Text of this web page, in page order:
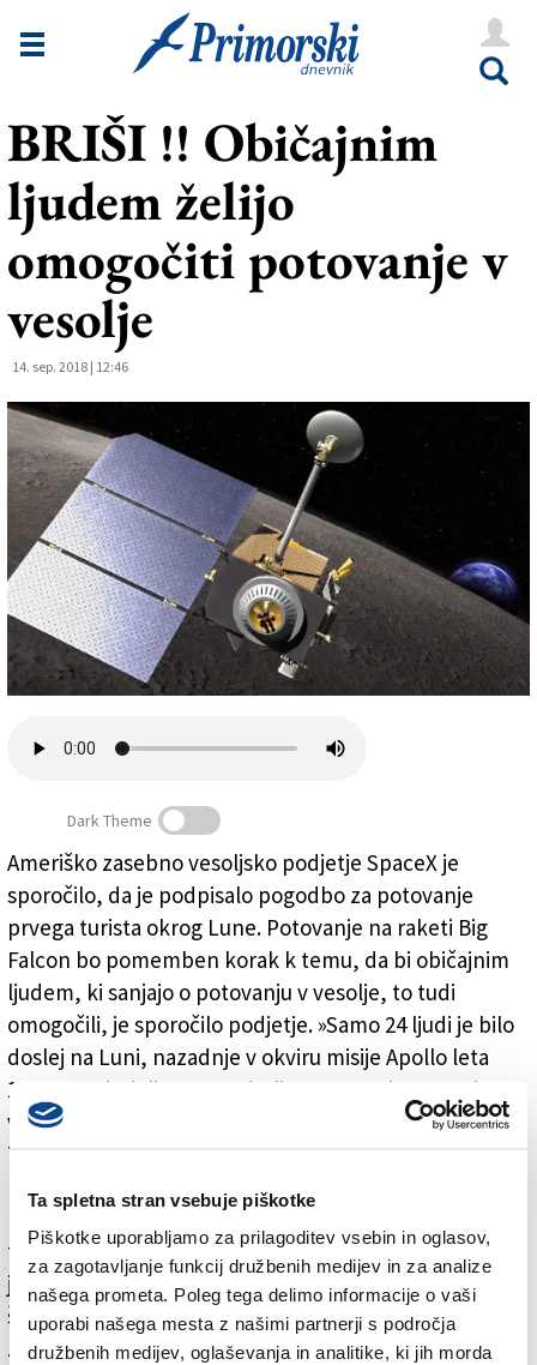
Ta spletna stran vsebuje piškotke
Piškotke uporabljamo za prilagoditev vsebin in oglasov,
za zagotavljanje funkcij družbenih medijev in za analize
našega prometa. Poleg tega delimo informacije o vaši
uporabi našega mesta z našimi partnerji s področja
družbenih medijev, oglaševanja in analitike, ki jih morda
Novice
Goriška
Kultura
Šport
Še
Vreme
Uredništvo
Oglasi
Založnik
Zadruga PD
Naročnine
BRIŠI !! Običajnim
ljudem želijo
omogočiti potovanje v
vesolje
14. sep. 2018 | 12:46
BRIŠI !! Običajnim ljudem želijo omogočiti potovanje v
vesolje
Dark Theme
Ameriško zasebno vesoljsko podjetje SpaceX je
sporočilo, da je podpisalo pogodbo za potovanje
prvega turista okrog Lune. Potovanje na raketi Big
Falcon bo pomemben korak k temu, da bi običajnim
ljudem, ki sanjajo o potovanju v vesolje, to tudi
omogočili, je sporočilo podjetje. »Samo 24 ljudi je bilo
doslej na Luni, nazadnje v okviru misije Apollo leta
1972,« so dodali. Ustanovitelja SpaceX Elona Muska so
vprašali, ali je on ta prvi turist, ki pa je v odgovoru na
Twitterju objavil japonsko zastavico.
Podjetje je februarja 2017 predstavilo načrt, da
namerava letos na potovanje okrog Lune poslati dva
turista. Ameriški časnik Wall Street Journal je sicer
junija poročal, da tega ne bodo uresničili letos, ampak
šele sredi prihodnjega leta ali celo kasneje. Ni sicer
znano, ali je človek, s katerim so podpisali pogodbo,